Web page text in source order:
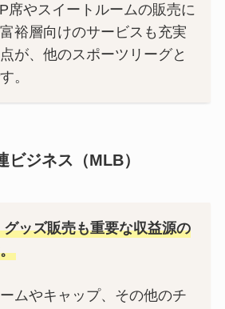
席やスイートルームの販売に
裕層向けのサービスも充実
が、他のスポーツリーグと
。
ビジネス（MLB）
ッズ販売も重要な収益源の
ムやキャップ、その他のチ